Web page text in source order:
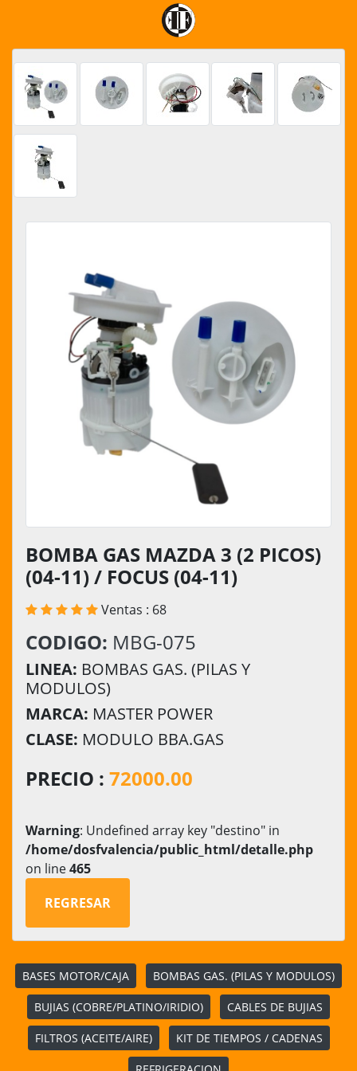
BOMBA GAS MAZDA 3 (2 PICOS)
(04-11) / FOCUS (04-11)
Ventas : 68
CODIGO: MBG-075
LINEA: BOMBAS GAS. (PILAS Y
MODULOS)
MARCA: MASTER POWER
CLASE: MODULO BBA.GAS
PRECIO : 72000.00
Warning: Undefined array key "destino" in
/home/dosfvalencia/public_html/detalle.php
on line465
REGRESAR
BASES MOTOR/CAJA BOMBAS GAS. (PILAS Y MODULOS)
BUJIAS (COBRE/PLATINO/IRIDIO) CABLES DE BUJIAS
FILTROS (ACEITE/AIRE) KIT DE TIEMPOS / CADENAS